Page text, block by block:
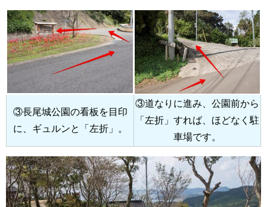
③長尾城公園の看板を目印
に、ギュルンと「左折」。
③道なりに進み、公園前から
「左折」すれば、ほどなく駐
車場です。